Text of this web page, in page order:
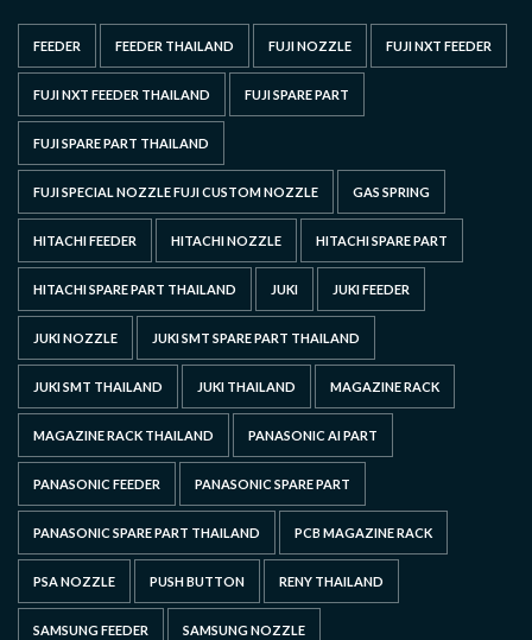
FEEDER FEEDER THAILAND FUJI NOZZLE FUJI NXT FEEDER
FUJI NXT FEEDER THAILAND FUJI SPARE PART
FUJI SPARE PART THAILAND
FUJI SPECIAL NOZZLE FUJI CUSTOM NOZZLE GAS SPRING
HITACHI FEEDER HITACHI NOZZLE HITACHI SPARE PART
HITACHI SPARE PART THAILAND JUKI JUKI FEEDER
JUKI NOZZLE JUKI SMT SPARE PART THAILAND
JUKI SMT THAILAND JUKI THAILAND MAGAZINE RACK
MAGAZINE RACK THAILAND PANASONIC AI PART
PANASONIC FEEDER PANASONIC SPARE PART
PANASONIC SPARE PART THAILAND PCB MAGAZINE RACK
PSA NOZZLE PUSH BUTTON RENY THAILAND
SAMSUNG FEEDER SAMSUNG NOZZLE